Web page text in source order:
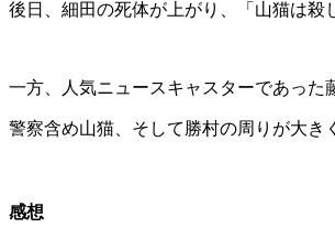
後日、細田の死体が上がり、「山猫は殺
一方、人気ニュースキャスターであった
警察含め山猫、そして勝村の周りが大き
感想